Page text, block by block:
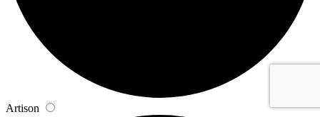
Artison